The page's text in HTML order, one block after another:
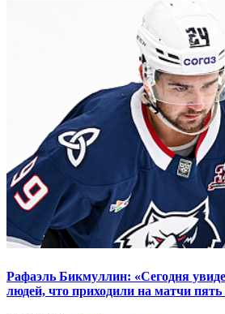
Рафаэль Бикмуллин: «Сегодня
людей, что приходили на матчи пять